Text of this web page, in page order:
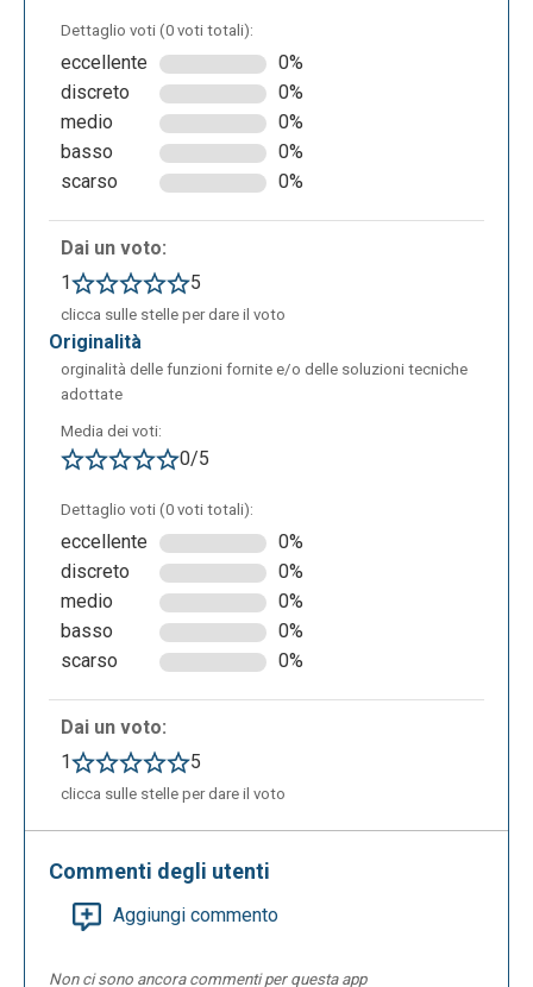
Dettaglio voti (0 voti totali):
eccellente
0%
discreto
0%
medio
0%
basso
0%
scarso
0%
Dai un voto:
1
5
clicca sulle stelle per dare il voto
originalità
orginalità delle funzioni fornite e/o delle soluzioni tecniche
adottate
Media dei voti:
0/5
Dettaglio voti (0 voti totali):
eccellente
0%
discreto
0%
medio
0%
basso
0%
scarso
0%
Dai un voto:
1
5
clicca sulle stelle per dare il voto
Commenti degli utenti
Aggiungi commento
Non ci sono ancora commenti per questa app